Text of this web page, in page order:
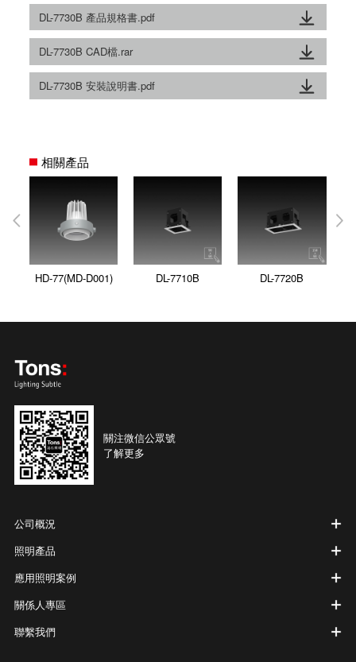
DL-7730B 產品規格書.pdf
DL-7730B CAD檔.rar
DL-7730B 安裝說明書.pdf
相關產品
HD-77(MD-D001) DL-7710B DL-7720B
關注微信公眾號
了解更多
公司概況
照明產品
應用照明案例
關係人專區
聯繫我們